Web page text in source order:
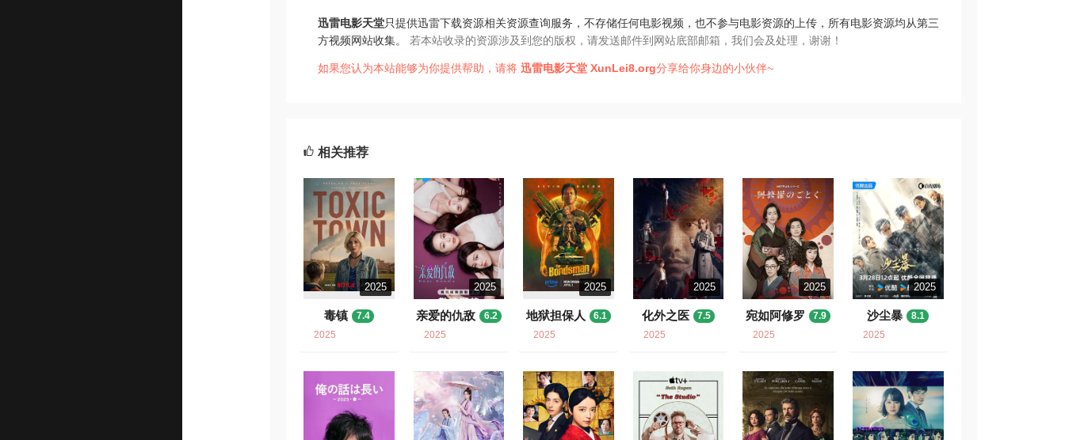
迅雷电影天堂只提供迅雷下载资源相关资源查询服务，不存储任何电影视频，也不参与电影资源的上传，所有电影资源均从第三
方视频网站收集。 若本站收录的资源涉及到您的版权，请发送邮件到网站底部邮箱，我们会及处理，谢谢！
如果您认为本站能够为你提供帮助，请将迅雷电影天堂 XunLei8.org分享给你身边的小伙伴~
相关推荐
2025
毒镇
7.4
2025
2025
亲爱的仇敌
6.2
2025
2025
地狱担保人
6.1
2025
2025
化外之医
7.5
2025
2025
宛如阿修罗
7.9
2025
2025
沙尘暴
8.1
2025